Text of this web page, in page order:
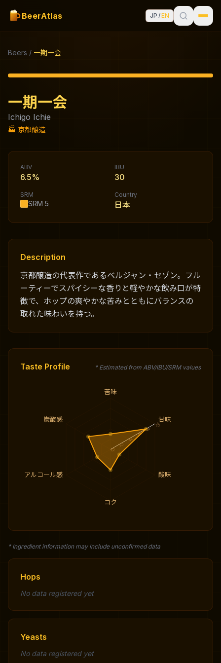
BeerAtlas JP /EN
Beers / 一期一会
一期一会
Ichigo Ichie
🏭 京都醸造
ABV
6.5%
IBU
30
SRM
SRM 5
Country
日本
Description
京都醸造の代表作であるベルジャン・セゾン。フル
ーティーでスパイシーな香りと軽やかな飲み口が特
徴で、ホップの爽やかな苦みとともにバランスの
取れた味わいを持つ。
Taste Profile * Estimated from ABV/IBU/SRM values
苦味
甘味
酸味
コク
アルコール感
炭酸感
0
2
4
6
8
10
* Ingredient information may include unconfirmed data
Hops
No data registered yet
Yeasts
No data registered yet